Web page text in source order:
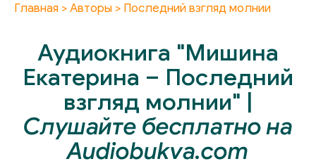
Главная Авторы Последний взгляд молнии
Аудиокнига "Мишина
Екатерина – Последний
взгляд молнии" |
Слушайте бесплатно на
Audiobukva.com